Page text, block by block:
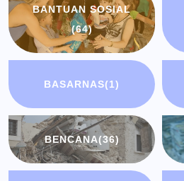
BANTUAN SOSIAL
(64)
BASARNAS(1)
BENCANA(36)